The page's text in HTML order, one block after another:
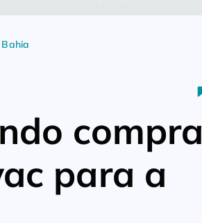
compra
para a